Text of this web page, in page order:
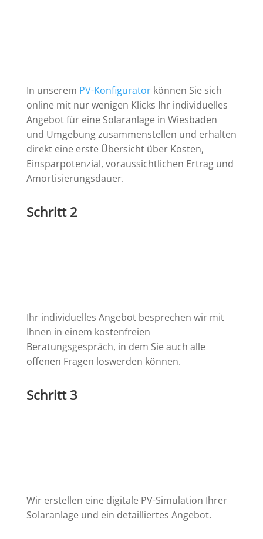
In unserem PV-Konfiguratorkönnen Sie sich
online mit nur wenigen Klicks Ihr individuelles
Angebot für eine Solaranlage in Wiesbaden
und Umgebung zusammenstellen und erhalten
direkt eine erste Übersicht über Kosten,
Einsparpotenzial, voraussichtlichen Ertrag und
Amortisierungsdauer.
Schritt 2
Ihr individuelles Angebot besprechen wir mit
Ihnen in einem kostenfreien
Beratungsgespräch, in dem Sie auch alle
offenen Fragen loswerden können.
Schritt 3
Wir erstellen eine digitale PV-Simulation Ihrer
Solaranlage und ein detailliertes Angebot.